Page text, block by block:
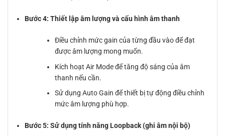
Bước 4: Thiết lập âm lượng và cấu hình âm thanh
Điều chỉnh mức gain của từng đầu vào để đạt
được âm lượng mong muốn.
Kích hoạt Air Mode để tăng độ sáng của âm
thanh nếu cần.
Sử dụng Auto Gain để thiết bị tự động điều chỉnh
mức âm lượng phù hợp.
Bước 5: Sử dụng tính năng Loopback (ghi âm nội bộ)